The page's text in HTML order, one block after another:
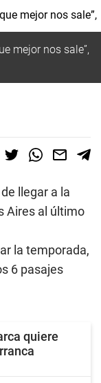
mejor nos sale”,
llegar a la
Aires al último
la temporada,
6 pasajes
quiere